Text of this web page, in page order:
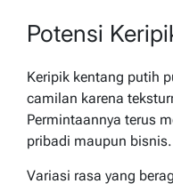
Potensi
Keripik kentang putih
camilan karena
Permintaannya terus
pribadi maupun bisnis.
Variasi rasa yang